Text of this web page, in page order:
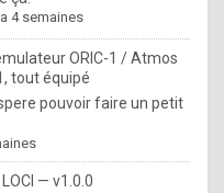
4 semaines
ORIC-1 / Atmos
tout équipé
pouvoir faire un petit
— v1.0.0